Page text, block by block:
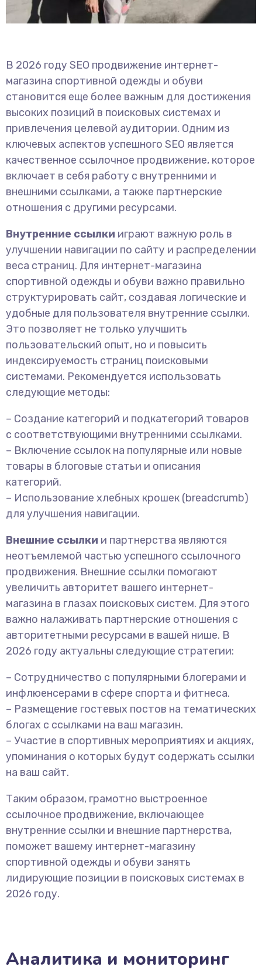
В 2026 году SEO продвижение интернет-
магазина спортивной одежды и обуви
становится еще более важным для достижения
высоких позиций в поисковых системах и
привлечения целевой аудитории. Одним из
ключевых аспектов успешного SEO является
качественное ссылочное продвижение, которое
включает в себя работу с внутренними и
внешними ссылками, а также партнерские
отношения с другими ресурсами.
Внутренние ссылки играют важную роль в
улучшении навигации по сайту и распределении
веса страниц. Для интернет-магазина
спортивной одежды и обуви важно правильно
структурировать сайт, создавая логические и
удобные для пользователя внутренние ссылки.
Это позволяет не только улучшить
пользовательский опыт, но и повысить
индексируемость страниц поисковыми
системами. Рекомендуется использовать
следующие методы:
– Создание категорий и подкатегорий товаров
с соответствующими внутренними ссылками.
– Включение ссылок на популярные или новые
товары в блоговые статьи и описания
категорий.
– Использование хлебных крошек (breadcrumb)
для улучшения навигации.
Внешние ссылки и партнерства являются
неотъемлемой частью успешного ссылочного
продвижения. Внешние ссылки помогают
увеличить авторитет вашего интернет-
магазина в глазах поисковых систем. Для этого
важно налаживать партнерские отношения с
авторитетными ресурсами в вашей нише. В
2026 году актуальны следующие стратегии:
– Сотрудничество с популярными блогерами и
инфлюенсерами в сфере спорта и фитнеса.
– Размещение гостевых постов на тематических
блогах с ссылками на ваш магазин.
– Участие в спортивных мероприятиях и акциях,
упоминания о которых будут содержать ссылки
на ваш сайт.
Таким образом, грамотно выстроенное
ссылочное продвижение, включающее
внутренние ссылки и внешние партнерства,
поможет вашему интернет-магазину
спортивной одежды и обуви занять
лидирующие позиции в поисковых системах в
2026 году.
Аналитика и мониторинг